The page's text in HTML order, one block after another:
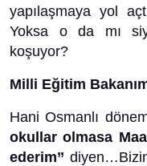
yapılaşmaya yol
Yoksa o da mı
koşuyor?
Milli Eğitim
Hani Osmanlı
okullar olmasa
ederim’’